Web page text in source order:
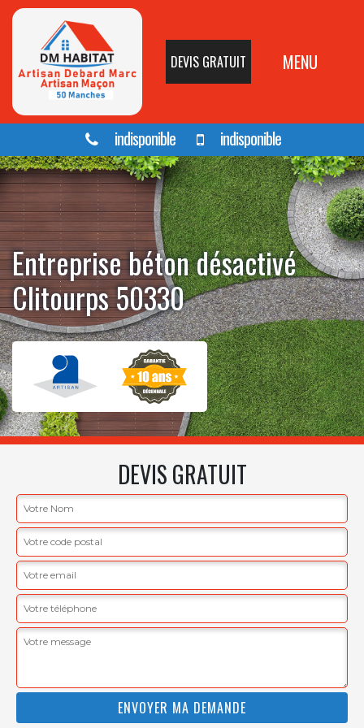
DEVIS GRATUIT MENU
indisponible indisponible
Entreprise béton désactivé
Clitourps 50330
DEVIS GRATUIT